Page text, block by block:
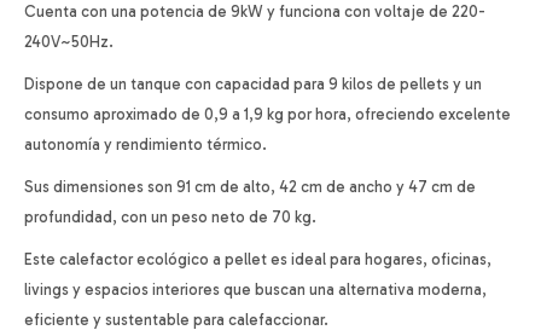
Cuenta con una potencia de 9kW y funciona con voltaje de 220-
240V~50Hz.
Dispone de un tanque con capacidad para 9 kilos de pellets y un
consumo aproximado de 0,9 a 1,9 kg por hora, ofreciendo excelente
autonomía y rendimiento térmico.
Sus dimensiones son 91 cm de alto, 42 cm de ancho y 47 cm de
profundidad, con un peso neto de 70 kg.
Este calefactor ecológico a pellet es ideal para hogares, oficinas,
livings y espacios interiores que buscan una alternativa moderna,
eficiente y sustentable para calefaccionar.